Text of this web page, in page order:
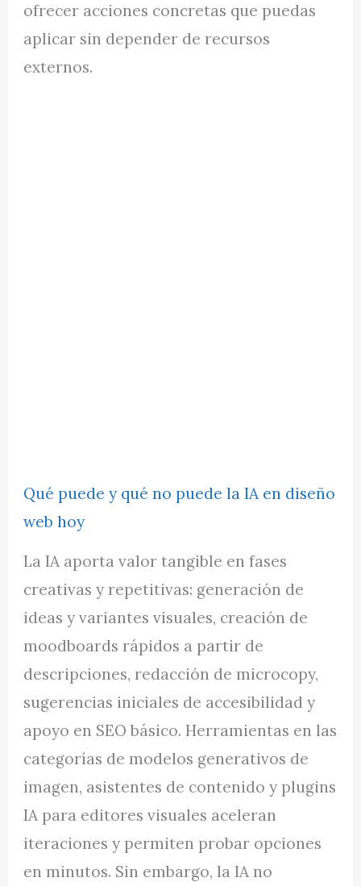
ofrecer acciones concretas que puedas
aplicar sin depender de recursos
externos.
Qué puede y qué no puede la IA en diseño
web hoy
La IA aporta valor tangible en fases
creativas y repetitivas: generación de
ideas y variantes visuales, creación de
moodboards rápidos a partir de
descripciones, redacción de microcopy,
sugerencias iniciales de accesibilidad y
apoyo en SEO básico. Herramientas en las
categorías de modelos generativos de
imagen, asistentes de contenido y plugins
IA para editores visuales aceleran
iteraciones y permiten probar opciones
en minutos. Sin embargo, la IA no